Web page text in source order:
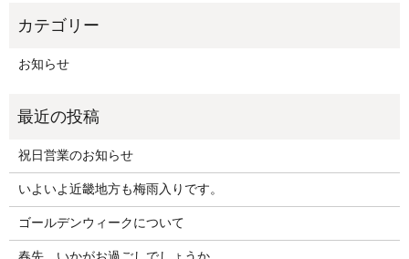
お知らせ
祝日営業のお知らせ
いよいよ近畿地方も梅雨入りです。
ゴールデンウィークについて